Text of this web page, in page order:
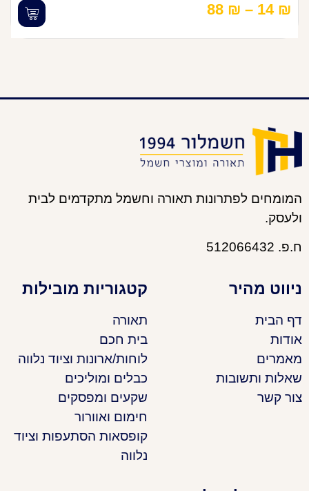
14 ₪
–
88 ₪
המומחים לפתרונות תאורה וחשמל מתקדמים לבית
ולעסק.
ח.פ. 512066432
ניווט מהיר
דף הבית
אודות
מאמרים
שאלות ותשובות
צור קשר
קטגוריות מובילות
תאורה
בית חכם
לוחות/ארונות וציוד נלווה
כבלים ומוליכים
שקעים ומפסקים
חימום ואוורור
קופסאות הסתעפות וציוד
נלווה